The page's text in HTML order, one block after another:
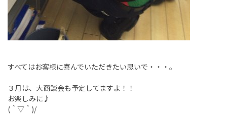
すべてはお客様に喜んでいただきたい思いで・・・。
３月は、大商談会も予定してますよ！！
お楽しみに♪
(＾▽＾)/